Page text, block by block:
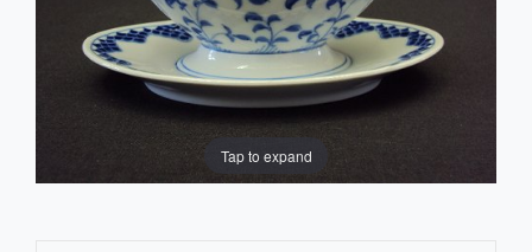
Tap to expand